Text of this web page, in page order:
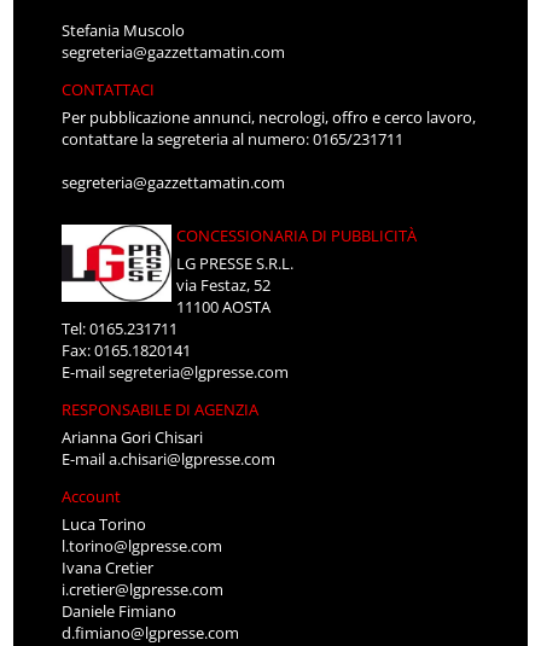
Stefania Muscolo
segreteria@gazzettamatin.com
CONTATTACI
Per pubblicazione annunci, necrologi, offro e cerco lavoro,
contattare la segreteria al numero: 0165/231711
segreteria@gazzettamatin.com
CONCESSIONARIA DI PUBBLICITÀ
LG PRESSE S.R.L.
via Festaz, 52
11100 AOSTA
Tel: 0165.231711
Fax: 0165.1820141
E-mailsegreteria@lgpresse.com
RESPONSABILE DI AGENZIA
Arianna Gori Chisari
E-maila.chisari@lgpresse.com
Account
Luca Torino
l.torino@lgpresse.com
Ivana Cretier
i.cretier@lgpresse.com
Daniele Fimiano
d.fimiano@lgpresse.com